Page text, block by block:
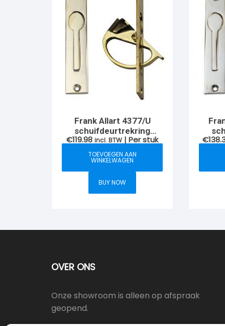
Frank Allart 4377/U
schuifdeurtrekring
130x25mm, Messing-
ongelakt
€119.98 incl. BTW | Per stuk
TOEVOEGEN AAN
WINKELWAGEN
BUY NOW
€
OVER ONS
Onze showroom is alleen op afspraak
geopend.